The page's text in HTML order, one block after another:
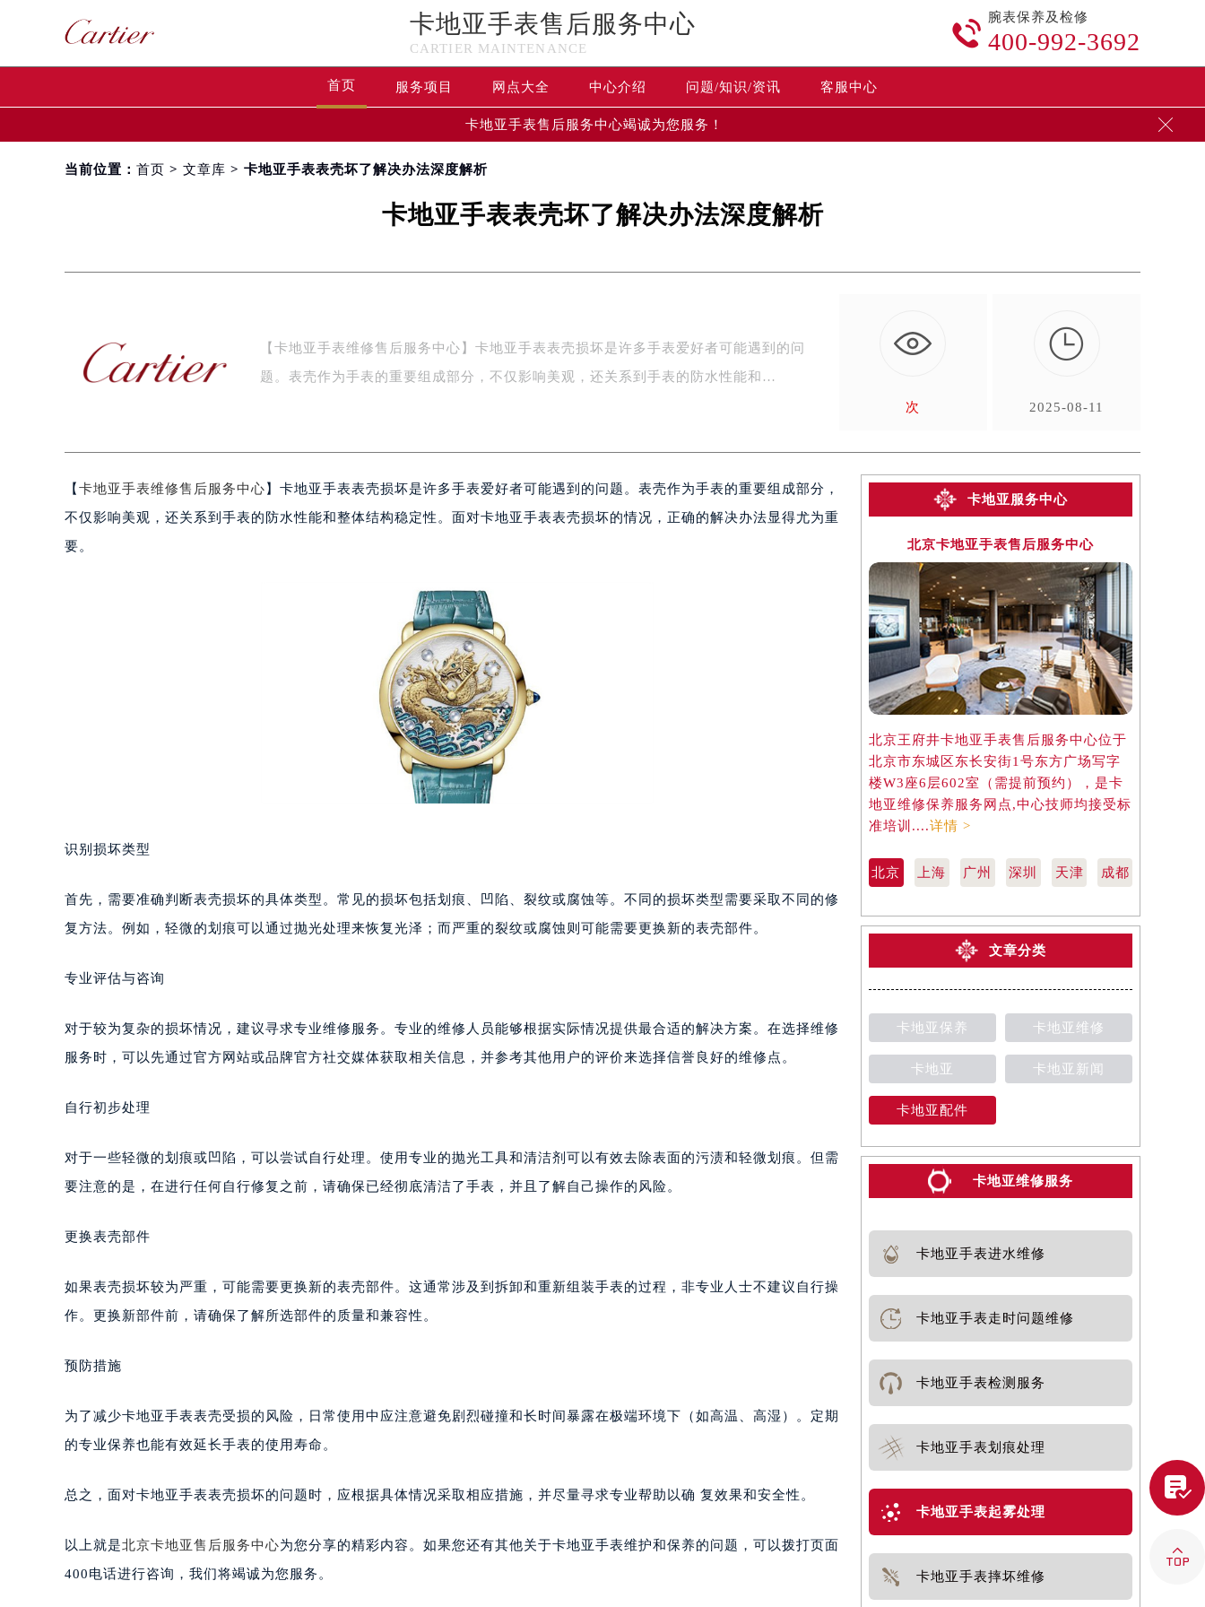
卡地亚手表售后服务中心
CARTIER MAINTENANCE

腕表保养及检修
400-992-3692
首页 服务项目 网点大全 中心介绍 问题/知识/资讯 客服中心
卡地亚手表售后服务中心竭诚为您服务！ 
当前位置： 首页 > 文章库 > 卡地亚手表表壳坏了解决办法深度解析
卡地亚手表表壳坏了解决办法深度解析
【卡地亚手表维修售后服务中心】卡地亚手表表壳损坏是许多手表爱好者可能遇到的问
题。表壳作为手表的重要组成部分，不仅影响美观，还关系到手表的防水性能和…
次

2025-08-11
【 卡地亚手表维修售后服务中心 】卡地亚手表表壳损坏是许多手表爱好者可能遇到的问题。表壳作为手表的重要组成部分，
不仅影响美观，还关系到手表的防水性能和整体结构稳定性。面对卡地亚手表表壳损坏的情况，正确的解决办法显得尤为重
要。
识别损坏类型
首先，需要准确判断表壳损坏的具体类型。常见的损坏包括划痕、凹陷、裂纹或腐蚀等。不同的损坏类型需要采取不同的修
复方法。例如，轻微的划痕可以通过抛光处理来恢复光泽；而严重的裂纹或腐蚀则可能需要更换新的表壳部件。
专业评估与咨询
对于较为复杂的损坏情况，建议寻求专业维修服务。专业的维修人员能够根据实际情况提供最合适的解决方案。在选择维修
服务时，可以先通过官方网站或品牌官方社交媒体获取相关信息，并参考其他用户的评价来选择信誉良好的维修点。
自行初步处理
对于一些轻微的划痕或凹陷，可以尝试自行处理。使用专业的抛光工具和清洁剂可以有效去除表面的污渍和轻微划痕。但需
要注意的是，在进行任何自行修复之前，请确保已经彻底清洁了手表，并且了解自己操作的风险。
更换表壳部件
如果表壳损坏较为严重，可能需要更换新的表壳部件。这通常涉及到拆卸和重新组装手表的过程，非专业人士不建议自行操
作。更换新部件前，请确保了解所选部件的质量和兼容性。
预防措施
为了减少卡地亚手表表壳受损的风险，日常使用中应注意避免剧烈碰撞和长时间暴露在极端环境下（如高温、高湿）。定期
的专业保养也能有效延长手表的使用寿命。
总之，面对卡地亚手表表壳损坏的问题时，应根据具体情况采取相应措施，并尽量寻求专业帮助以确 复效果和安全性。
以上就是北京卡地亚售后服务中心为您分享的精彩内容。如果您还有其他关于卡地亚手表维护和保养的问题，可以拨打页面
400电话进行咨询，我们将竭诚为您服务。
卡地亚服务中心
北京卡地亚手表售后服务中心
北京王府井卡地亚手表售后服务中心位于
北京市东城区东长安街1号东方广场写字
楼W3座6层602室（需提前预约），是卡
地亚维修保养服务网点,中心技师均接受标
准培训....详情 >
北京 上海 广州 深圳 天津 成都
文章分类
卡地亚保养 卡地亚维修
卡地亚 卡地亚新闻
卡地亚配件
卡地亚维修服务
卡地亚手表进水维修
卡地亚手表走时问题维修
卡地亚手表检测服务
卡地亚手表划痕处理
卡地亚手表起雾处理
卡地亚手表摔坏维修

